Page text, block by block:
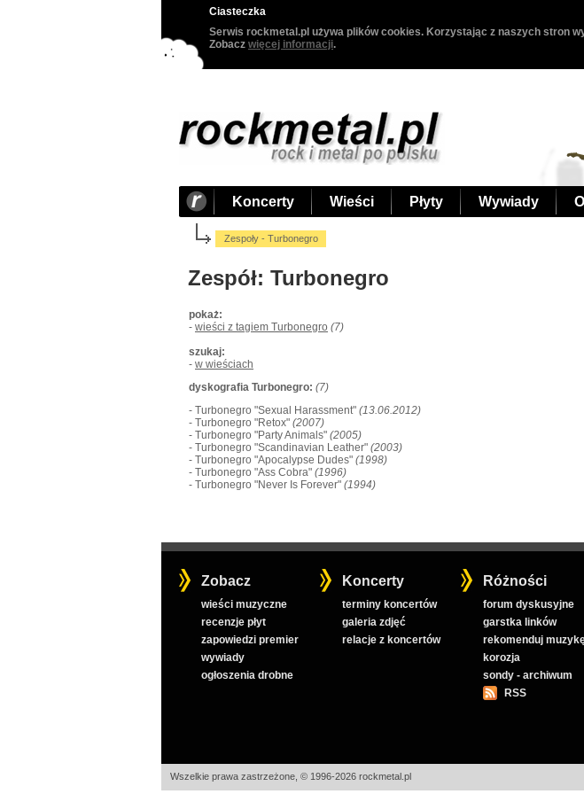
Ciasteczka
Serwis rockmetal.pl używa plików cookies. Korzystając z naszych stron
Zobacz więcej informacji.
Koncerty Wieści Płyty Wywiady
Zespoły - Turbonegro
Zespół: Turbonegro
pokaż:
- wieści z tagiem Turbonegro (7)
szukaj:
- w wieściach
dyskografia Turbonegro: (7)
- Turbonegro "Sexual Harassment" (13.06.2012)
- Turbonegro "Retox" (2007)
- Turbonegro "Party Animals" (2005)
- Turbonegro "Scandinavian Leather" (2003)
- Turbonegro "Apocalypse Dudes" (1998)
- Turbonegro "Ass Cobra" (1996)
- Turbonegro "Never Is Forever" (1994)
Zobacz
wieści muzyczne
recenzje płyt
zapowiedzi premier
wywiady
ogłoszenia drobne
Koncerty
terminy koncertów
galeria zdjęć
relacje z koncertów
Różności
forum dyskusyjne
garstka linków
rekomenduj
korozja
sondy - archiwum
RSS
Wszelkie prawa zastrzeżone, © 1996-2026 rockmetal.pl